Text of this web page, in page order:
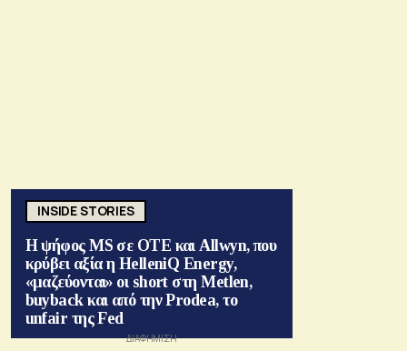
INSIDE STORIES
Η ψήφος MS σε ΟΤΕ και Allwyn, που
κρύβει αξία η HelleniQ Energy,
«μαζεύονται» οι short στη Metlen,
buyback και από την Prodea, το
unfair της Fed